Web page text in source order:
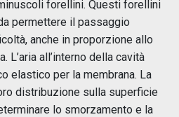
forellini. Questi forellini
permettere il passaggio
anche in proporzione allo
L’aria all’interno della cavità
elastico per la membrana. La
distribuzione sulla superficie
lo smorzamento e la